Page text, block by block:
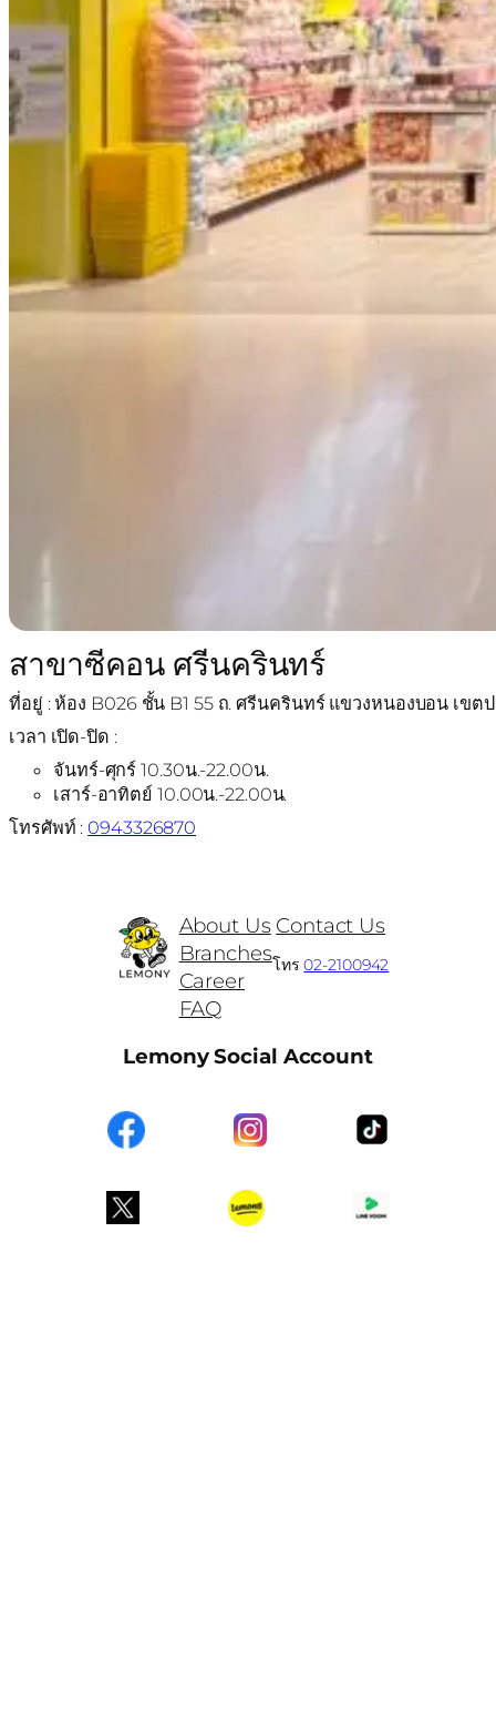
สาขาซีคอน ศรีนครินทร์
ที่อยู่ : ห้อง B026 ชั้น B1 55 ถ. ศรีนครินทร์ แขวงหนองบอน เขต
เวลา เปิด-ปิด :
จันทร์-ศุกร์ 10.30น.-22.00น.
เสาร์-อาทิตย์ 10.00น.-22.00น.
โทรศัพท์ : 0943326870
About Us
Branches
Career
FAQ
Contact Us
โทร02-2100942
Lemony Social Account